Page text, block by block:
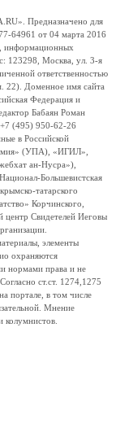
Предназначено для
64961 от 04 марта 2016
информационных
123298, Москва, ул. 3-я
ответственностью
Доменное имя сайта
Федерация и
Бабаян Роман
(495) 950-62-26
в Российской
(УПА), «ИГИЛ»,
ан-Нусра»),
Большевистская
татарского
Корчинского,
центр Свидетелей Иеговы
элементы
охраняются
нормами права и не
ст.ст. 1274,1275
портале, в том числе
Мнение
колумнистов.